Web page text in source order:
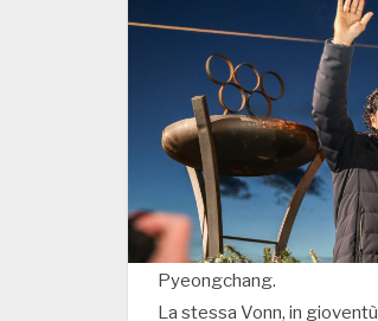
Pyeongchang.
La stessa Vonn, in